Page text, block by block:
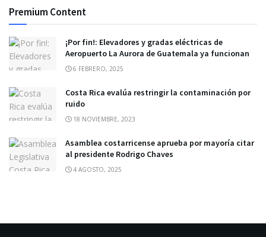
Premium Content
¡Por fin!: Elevadores y gradas eléctricas de
Aeropuerto La Aurora de Guatemala ya funcionan
6 FEBRERO, 2025
Costa Rica evalúa restringir la contaminación por
ruido
18 NOVIEMBRE, 2023
Asamblea costarricense aprueba por mayoría citar
al presidente Rodrigo Chaves
4 AGOSTO, 2025